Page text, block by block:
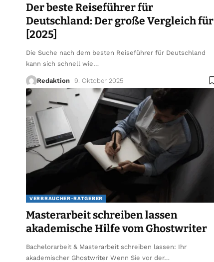
Der beste Reiseführer für
Deutschland: Der große Vergleich für
[2025]
Die Suche nach dem besten Reiseführer für Deutschland
kann sich schnell wie…
Redaktion 9. Oktober 2025
VERBRAUCHER-RATGEBER
Masterarbeit schreiben lassen
akademische Hilfe vom Ghostwriter
Bachelorarbeit & Masterarbeit schreiben lassen: Ihr
akademischer Ghostwriter Wenn Sie vor der…